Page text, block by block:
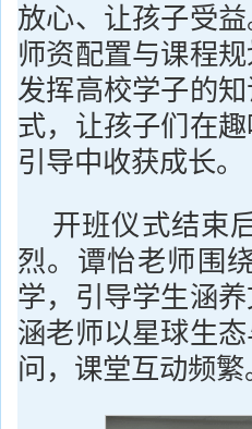
放心、让孩子受
师资配置与课程
发挥高校学子的
式，让孩子们在
引导中收获成长。
开班仪式结束
烈。谭怡老师围
学，引导学生涵
涵老师以星球生
问，课堂互动频繁